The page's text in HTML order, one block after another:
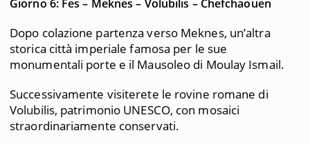
Giorno 6: Fes – Meknes – Volubilis – Chefchaouen
Dopo colazione partenza verso Meknes, un’altra
storica città imperiale famosa per le sue
monumentali porte e il Mausoleo di Moulay Ismail.
Successivamente visiterete le rovine romane di
Volubilis, patrimonio UNESCO, con mosaici
straordinariamente conservati.